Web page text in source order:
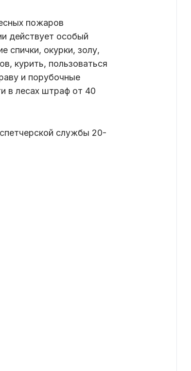
пожаров
действует особый
спички, окурки, золу,
курить, пользоваться
и порубочные
в лесах штраф от 40
службы 20-